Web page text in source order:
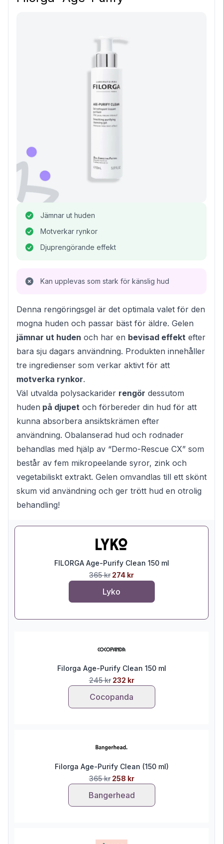
Jämnar ut huden
Motverkar rynkor
Djuprengörande effekt
Kan upplevas som stark för känslig hud
Denna rengöringsgel är det optimala valet för den
mogna huden och passar bäst för äldre. Gelen
jämnar ut huden och har en bevisad effekt efter
bara sju dagars användning. Produkten innehåller
tre ingredienser som verkar aktivt för att
motverka rynkor.
Väl utvalda polysackarider rengör dessutom
huden på djupet och förbereder din hud för att
kunna absorbera ansiktskrämen efter
användning. Obalanserad hud och rodnader
behandlas med hjälp av “Dermo-Rescue CX” som
består av fem mikropeelande syror, zink och
vegetabiliskt extrakt. Gelen omvandlas till ett skönt
skum vid användning och ger trött hud en otrolig
behandling!
FILORGA Age-Purify Clean 150 ml
365 kr 274 kr
Lyko
Filorga Age-Purify Clean 150 ml
245 kr 232 kr
Cocopanda
Filorga Age-Purify Clean (150 ml)
365 kr 258 kr
Bangerhead